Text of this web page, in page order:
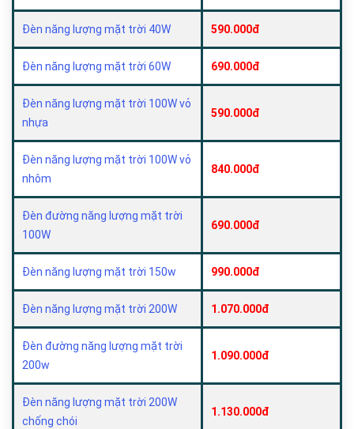
Đèn năng lượng mặt trời 40W 590.000đ
Đèn năng lượng mặt trời 60W 690.000đ
Đèn năng lượng mặt trời 100W vỏ
nhựa
590.000đ
Đèn năng lượng mặt trời 100W vỏ
nhôm
840.000đ
Đèn đường năng lượng mặt trời
100W
690.000đ
Đèn năng lượng mặt trời 150w 990.000đ
Đèn năng lượng mặt trời 200W 1.070.000đ
Đèn đường năng lượng mặt trời
200w
1.090.000đ
Đèn năng lượng mặt trời 200W
chống chói
1.130.000đ